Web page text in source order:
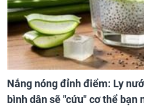
Nắng nóng đỉnh điểm: Ly
bình dân sẽ "cứu" cơ thể bạn